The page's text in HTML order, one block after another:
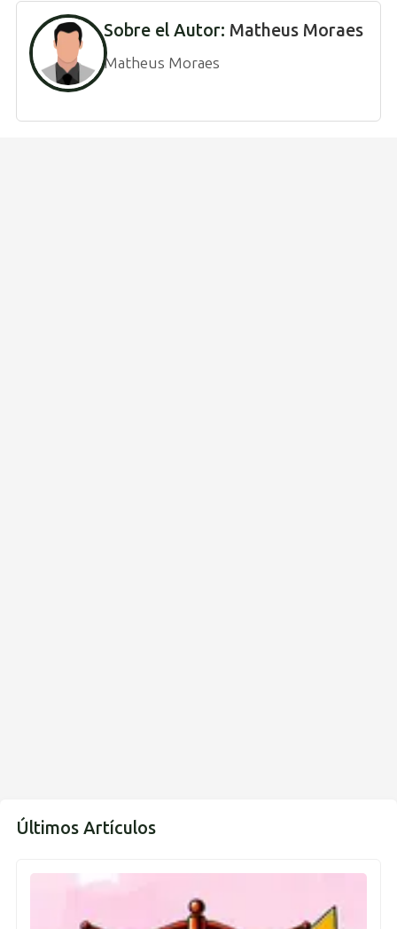
Sobre el Autor: Matheus Moraes
Matheus Moraes
Últimos Artículos